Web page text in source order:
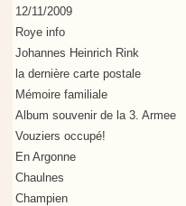
12/11/2009
Roye info
Johannes Heinrich Rink
la dernière carte postale
Mémoire familiale
Album souvenir de la 3. Armee
Vouziers occupé!
En Argonne
Chaulnes
Champien